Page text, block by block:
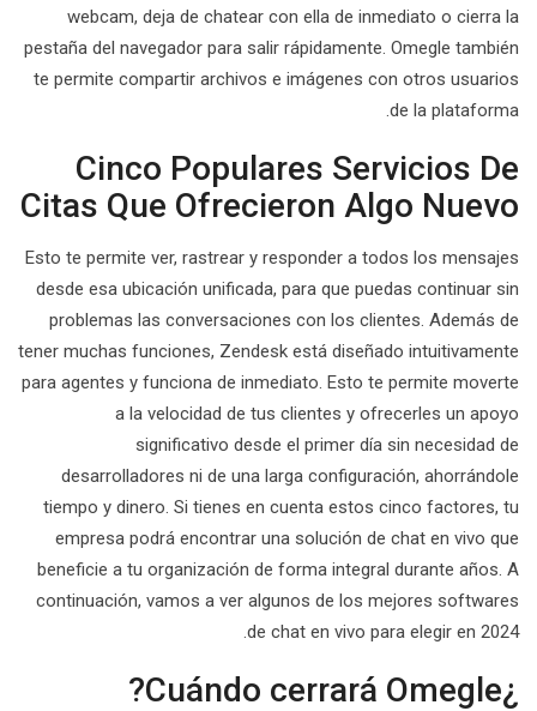
webcam, deja de chatear con ella de inmediato o cierra la
pestaña del navegador para salir rápidamente. Omegle también
te permite compartir archivos e imágenes con otros usuarios
de la plataforma.
Cinco Populares Servicios De
Citas Que Ofrecieron Algo Nuevo
Esto te permite ver, rastrear y responder a todos los mensajes
desde esa ubicación unificada, para que puedas continuar sin
problemas las conversaciones con los clientes. Además de
tener muchas funciones, Zendesk está diseñado intuitivamente
para agentes y funciona de inmediato. Esto te permite moverte
a la velocidad de tus clientes y ofrecerles un apoyo
significativo desde el primer día sin necesidad de
desarrolladores ni de una larga configuración, ahorrándole
tiempo y dinero. Si tienes en cuenta estos cinco factores, tu
empresa podrá encontrar una solución de chat en vivo que
beneficie a tu organización de forma integral durante años. A
continuación, vamos a ver algunos de los mejores softwares
de chat en vivo para elegir en 2024.
¿Cuándo cerrará Omegle?